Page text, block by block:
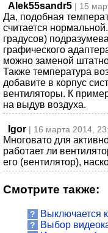
Alek55sandr5 | 15
Да, подобная
считается
градусов)
графического
можно заменой
Также температура
добавите в корпус
вентиляторы. К
на выдув воздуха.
Igor | 16 марта 2014,
Многовато для
работает ли
его (вентилятор),
Смотрите также:
? Выключается
? Выбор